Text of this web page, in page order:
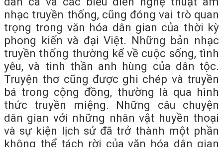
nhạc truyền thống, cũng đóng vai trò quan
trọng trong văn hóa dân gian của thời kỳ
phong kiến và đại Việt. Những bản nhạc
truyền thống thường kể về cuộc sống, tình
yêu, và tinh thần anh hùng của dân tộc.
Truyện thơ cũng được ghi chép và truyền
bá trong cộng đồng, thường là qua hình
thức truyền miệng. Những câu chuyện
dân gian với những nhân vật huyền thoại
và sự kiện lịch sử đã trở thành một phần
không thể tách rời của văn hóa dân gian